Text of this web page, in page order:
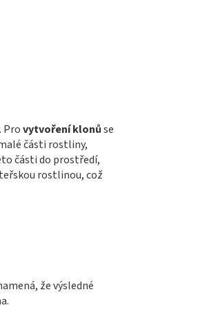
Provytvoření klonůse
části rostliny,
části do prostředí,
rostlinou, což
že výsledné